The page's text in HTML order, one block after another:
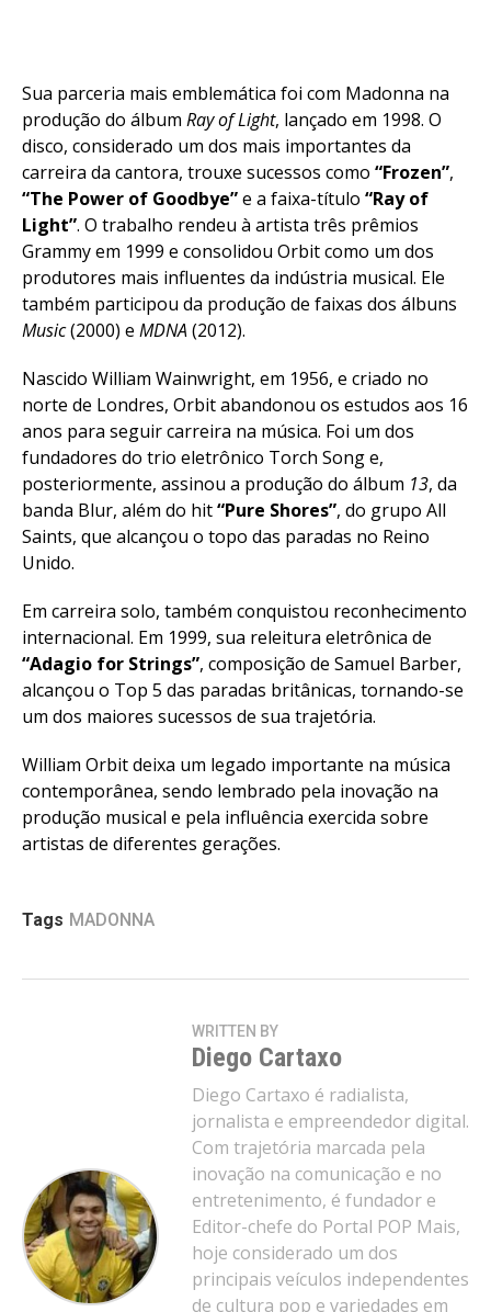
Sua parceria mais emblemática foi com Madonna na
produção do álbum Ray of Light, lançado em 1998. O
disco, considerado um dos mais importantes da
carreira da cantora, trouxe sucessos como “Frozen”,
“The Power of Goodbye”e a faixa-título “Ray of
Light”. O trabalho rendeu à artista três prêmios
Grammy em 1999 e consolidou Orbit como um dos
produtores mais influentes da indústria musical. Ele
também participou da produção de faixas dos álbuns
Music(2000) e MDNA(2012).
Nascido William Wainwright, em 1956, e criado no
norte de Londres, Orbit abandonou os estudos aos 16
anos para seguir carreira na música. Foi um dos
fundadores do trio eletrônico Torch Song e,
posteriormente, assinou a produção do álbum 13, da
banda Blur, além do hit“Pure Shores”, do grupo All
Saints, que alcançou o topo das paradas no Reino
Unido.
Em carreira solo, também conquistou reconhecimento
internacional. Em 1999, sua releitura eletrônica de
“Adagio for Strings”, composição de Samuel Barber,
alcançou o Top 5 das paradas britânicas, tornando-se
um dos maiores sucessos de sua trajetória.
William Orbit deixa um legado importante na música
contemporânea, sendo lembrado pela inovação na
produção musical e pela influência exercida sobre
artistas de diferentes gerações.
Tags MADONNA
WRITTEN BY
Diego Cartaxo
Diego Cartaxo é radialista,
jornalista e empreendedor digital.
Com trajetória marcada pela
inovação na comunicação e no
entretenimento, é fundador e
Editor-chefe do Portal POP Mais,
hoje considerado um dos
principais veículos independentes
de cultura pop e variedades em